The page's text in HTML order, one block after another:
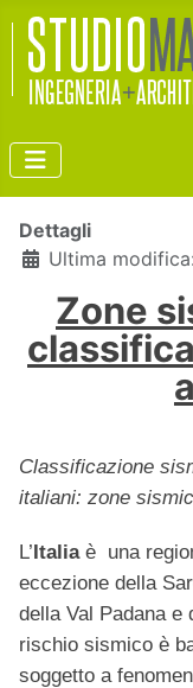
Dettagli
Ultima
Zone
Classificazione
italiani: zone
L’Italiaè una
eccezione della
della Val Padana e
rischio sismico è
soggetto a